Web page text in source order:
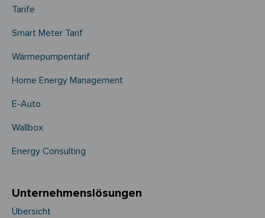
Tarife
Smart Meter Tarif
Wärmepumpentarif
Home Energy Management
E-Auto
Wallbox
Energy Consulting
Unternehmens­­lösungen
Übersicht